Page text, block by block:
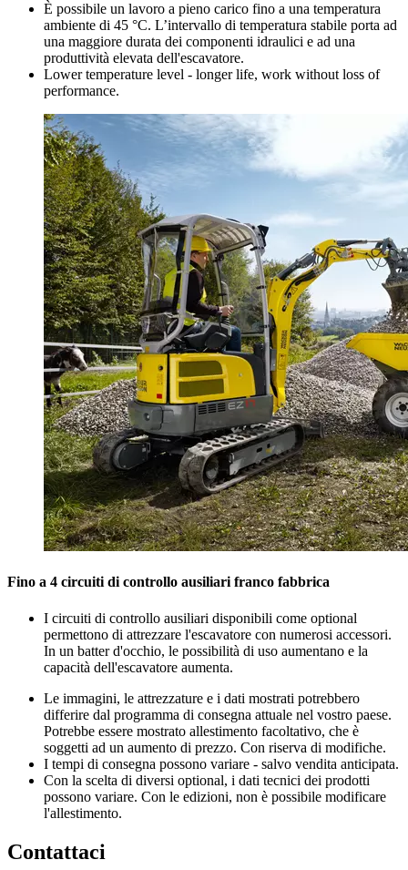
È possibile un lavoro a pieno carico fino a una temperatura
ambiente di 45 °C. L’intervallo di temperatura stabile porta ad
una maggiore durata dei componenti idraulici e ad una
produttività elevata dell'escavatore.
Lower temperature level - longer life, work without loss of
performance.
Fino a 4 circuiti di controllo ausiliari franco fabbrica
I circuiti di controllo ausiliari disponibili come optional
permettono di attrezzare l'escavatore con numerosi accessori.
In un batter d'occhio, le possibilità di uso aumentano e la
capacità dell'escavatore aumenta.
Le immagini, le attrezzature e i dati mostrati potrebbero
differire dal programma di consegna attuale nel vostro paese.
Potrebbe essere mostrato allestimento facoltativo, che è
soggetti ad un aumento di prezzo. Con riserva di modifiche.
I tempi di consegna possono variare - salvo vendita anticipata.
Con la scelta di diversi optional, i dati tecnici dei prodotti
possono variare. Con le edizioni, non è possibile modificare
l'allestimento.
Contattaci